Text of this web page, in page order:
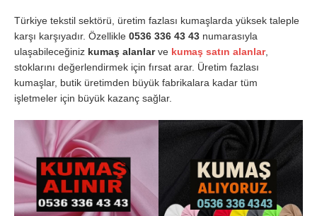
Türkiye tekstil sektörü, üretim fazlası kumaşlarda yüksek taleple
karşı karşıyadır. Özellikle 0536 336 43 43 numarasıyla
ulaşabileceğiniz kumaş alanlarve kumaş satın alanlar,
stoklarını değerlendirmek için fırsat arar. Üretim fazlası
kumaşlar, butik üretimden büyük fabrikalara kadar tüm
işletmeler için büyük kazanç sağlar.